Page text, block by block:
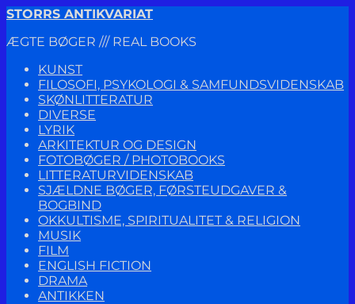
Spring
navigation
Spring
indhold
STORRS ANTIKVARIAT
ÆGTE BØGER /// REAL BOOKS
KUNST
FILOSOFI, PSYKOLOGI & SAMFUNDSVIDENSKAB
SKØNLITTERATUR
DIVERSE
LYRIK
ARKITEKTUR OG DESIGN
FOTOBØGER / PHOTOBOOKS
LITTERATURVIDENSKAB
SJÆLDNE BØGER, FØRSTEUDGAVER &
BOGBIND
OKKULTISME, SPIRITUALITET & RELIGION
MUSIK
FILM
ENGLISH FICTION
DRAMA
ANTIKKEN